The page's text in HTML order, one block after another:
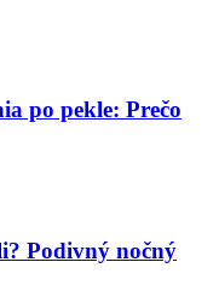
po pekle: Prečo
Podivný nočný